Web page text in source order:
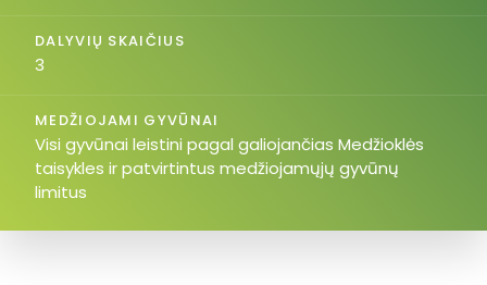
DALYVIŲ SKAIČIUS
3
MEDŽIOJAMI GYVŪNAI
Visi gyvūnai leistini pagal galiojančias Medžioklės
taisykles ir patvirtintus medžiojamųjų gyvūnų
limitus